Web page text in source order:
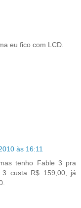
eu fico com LCD.
às 16:11
tenho Fable 3 pra
3 custa R$ 159,00, já